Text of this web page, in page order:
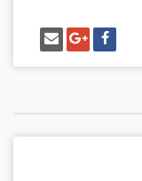
شارك
على
فيسبوك
شارك
على
غوغل
بلس
إرسل
إيميل